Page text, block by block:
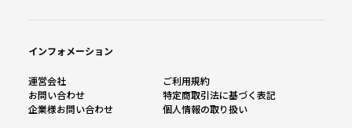
インフォメーション
運営会社
ご利用規約
お問い合わせ
特定商取引法に基づく表記
企業様お問い合わせ
個人情報の取り扱い